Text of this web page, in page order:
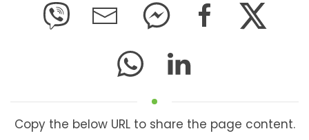
Copy the below URL to share the page content.